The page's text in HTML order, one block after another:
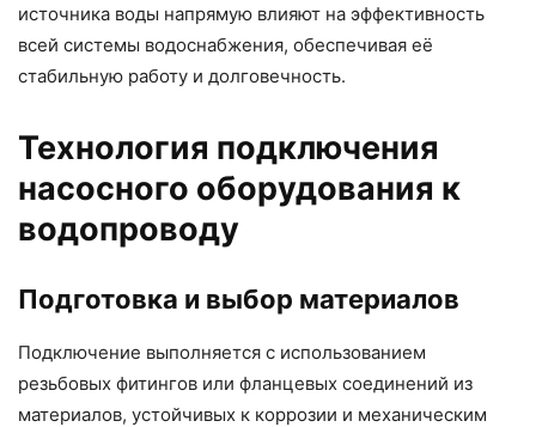
источника воды напрямую влияют на эффективность
всей системы водоснабжения, обеспечивая её
стабильную работу и долговечность.
Технология подключения
насосного оборудования к
водопроводу
Подготовка и выбор материалов
Подключение выполняется с использованием
резьбовых фитингов или фланцевых соединений из
материалов, устойчивых к коррозии и механическим